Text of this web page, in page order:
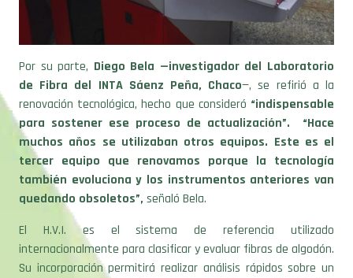
Por su parte, Diego Bela —investigador del Laboratorio
de Fibra del INTA Sáenz Peña, Chaco—, se refirió a la
renovación tecnológica, hecho que consideró “indispensable
para sostener ese proceso de actualización”. “Hace
muchos años se utilizaban otros equipos. Este es el
tercer equipo que renovamos porque la tecnología
también evoluciona y los instrumentos anteriores van
quedando obsoletos”, señaló Bela.
El H.V.I. es el sistema de referencia utilizado
internacionalmente para clasificar y evaluar fibras de algodón.
Su incorporación permitirá realizar análisis rápidos sobre un